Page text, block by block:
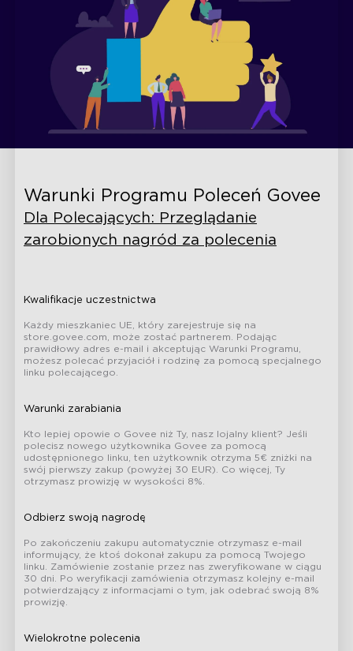
Warunki Programu Poleceń Govee
Dla Polecających: Przeglądanie
zarobionych nagród za polecenia
Kwalifikacje uczestnictwa
Każdy mieszkaniec UE, który zarejestruje się na
store.govee.com, może zostać partnerem. Podając
prawidłowy adres e-mail i akceptując Warunki Programu,
możesz polecać przyjaciół i rodzinę za pomocą specjalnego
linku polecającego.
Warunki zarabiania
Kto lepiej opowie o Govee niż Ty, nasz lojalny klient? Jeśli
polecisz nowego użytkownika Govee za pomocą
udostępnionego linku, ten użytkownik otrzyma 5€ zniżki na
swój pierwszy zakup (powyżej 30 EUR). Co więcej, Ty
otrzymasz prowizję w wysokości 8%.
Odbierz swoją nagrodę
Po zakończeniu zakupu automatycznie otrzymasz e-mail
informujący, że ktoś dokonał zakupu za pomocą Twojego
linku. Zamówienie zostanie przez nas zweryfikowane w ciągu
30 dni. Po weryfikacji zamówienia otrzymasz kolejny e-mail
potwierdzający z informacjami o tym, jak odebrać swoją 8%
prowizję.
Wielokrotne polecenia